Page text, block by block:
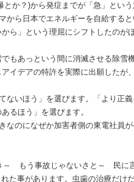
か？)から発症までが「急」という
から日本でエネルギーを自給する
ら」という理屈にシフトしたのが
もあっという間に消滅させる除雪
イデアの特許を実際に出願したが
ないほう」を選びます。「より正
るほう」を選びます。
なのになぜか加害者側の東電社員
もう事故じゃないさと～ 民に
た事があります。虫歯の治療だけ